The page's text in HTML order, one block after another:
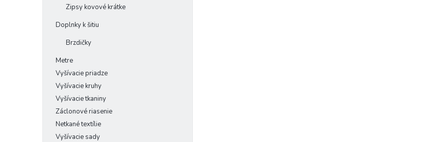
Zipsy kovové krátke
Doplnky k šitiu
Brzdičky
Metre
Vyšívacie priadze
Vyšívacie kruhy
Vyšívacie tkaniny
Záclonové riasenie
Netkané textílie
Vyšívacie sady